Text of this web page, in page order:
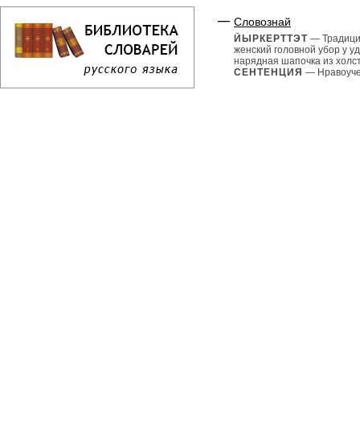
Словознай
ЙЫРКЕРТТЭТ —
женский головной убор у
нарядная шапочка из
СЕНТЕНЦИЯ —